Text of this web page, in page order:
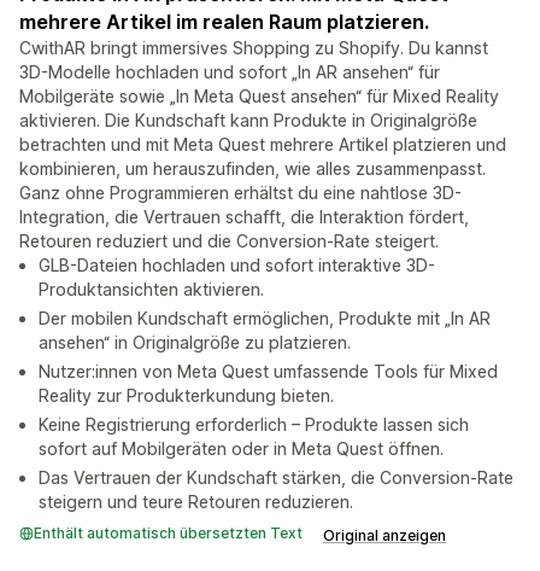
mehrere Artikel im realen Raum platzieren.
CwithAR bringt immersives Shopping zu Shopify. Du kannst
3D-Modelle hochladen und sofort „In AR ansehen“ für
Mobilgeräte sowie „In Meta Quest ansehen“ für Mixed Reality
aktivieren. Die Kundschaft kann Produkte in Originalgröße
betrachten und mit Meta Quest mehrere Artikel platzieren und
kombinieren, um herauszufinden, wie alles zusammenpasst.
Ganz ohne Programmieren erhältst du eine nahtlose 3D-
Integration, die Vertrauen schafft, die Interaktion fördert,
Retouren reduziert und die Conversion-Rate steigert.
GLB-Dateien hochladen und sofort interaktive 3D-
Produktansichten aktivieren.
Der mobilen Kundschaft ermöglichen, Produkte mit „In AR
ansehen“ in Originalgröße zu platzieren.
Nutzer:innen von Meta Quest umfassende Tools für Mixed
Reality zur Produkterkundung bieten.
Keine Registrierung erforderlich – Produkte lassen sich
sofort auf Mobilgeräten oder in Meta Quest öffnen.
Das Vertrauen der Kundschaft stärken, die Conversion-Rate
steigern und teure Retouren reduzieren.
Enthält automatisch übersetzten Text Original anzeigen